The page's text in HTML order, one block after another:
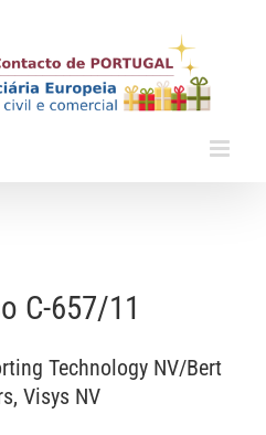
C-657/11
Technology NV/Bert
Visys NV